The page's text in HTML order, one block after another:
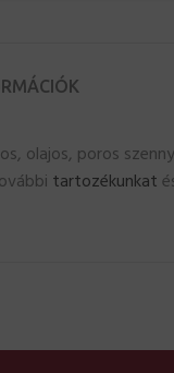
olajos, poros
tartozékunkat